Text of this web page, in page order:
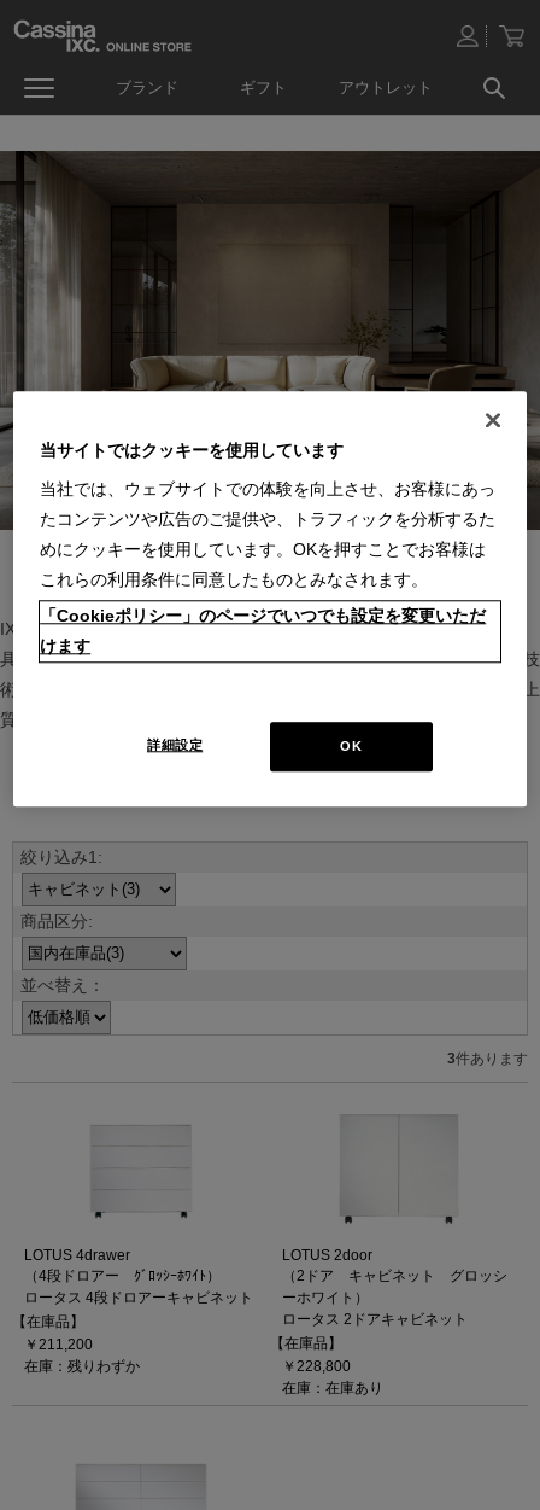
ブランド ギフト アウトレット
IXC（イクスシー）は、”Emotional Minimalism”を掲げるグローバル家
具ブランド。ヨーロッパの家具文化と日本の美意識を融合し、素材や技
術を活かした持続可能で洗練されたインテリアを提案。長く愛される上
質な暮らしを届けます。
並べ替え：
3件あります
LOTUS 4drawer
（4段ドロアー ｸﾞﾛｯｼｰﾎﾜｲﾄ）
ロータス 4段ドロアーキャビネット
【在庫品】
￥211,200
在庫：残りわずか
LOTUS 2door
（2ドア キャビネット グロッシ
ーホワイト）
ロータス 2ドアキャビネット
【在庫品】
￥228,800
在庫：在庫あり
当サイトではクッキーを使用しています
当社では、ウェブサイトでの体験を向上させ、お客様にあっ
たコンテンツや広告のご提供や、トラフィックを分析するた
めにクッキーを使用しています。OKを押すことでお客様は
これらの利用条件に同意したものとみなされます。
「Cookieポリシー」のページでいつでも設定を変更いただ
けます
OK
詳細設定